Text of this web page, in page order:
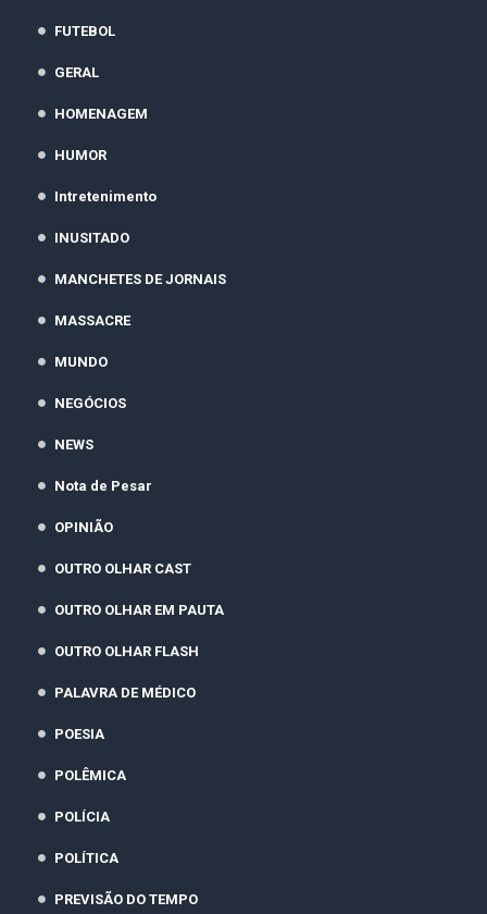
FUTEBOL
GERAL
HOMENAGEM
HUMOR
Intretenimento
INUSITADO
MANCHETES DE JORNAIS
MASSACRE
MUNDO
NEGÓCIOS
NEWS
Nota de Pesar
OPINIÃO
OUTRO OLHAR CAST
OUTRO OLHAR EM PAUTA
OUTRO OLHAR FLASH
PALAVRA DE MÉDICO
POESIA
POLÊMICA
POLÍCIA
POLÍTICA
PREVISÃO DO TEMPO